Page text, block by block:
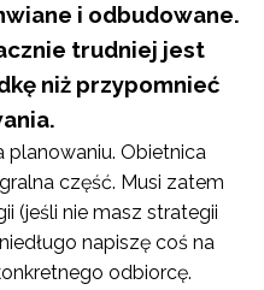
i odbudowane.
trudniej jest
niż przypomnieć
planowaniu. Obietnica
część. Musi zatem
(jeśli nie masz strategii
napiszę coś na
odbiorcę.